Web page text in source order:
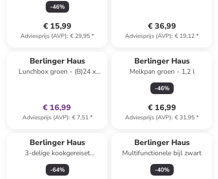
-46%
€ 15,99
Adviesprijs (AVP): € 29,95*
€ 36,99
Adviesprijs (AVP): € 19,12*
Berlinger Haus
Lunchbox groen - (B)24 x
€ 16,99
Adviesprijs (AVP): € 7,51*
Berlinger Haus
Melkpan groen - 1,2 l
-46%
€ 16,99
Adviesprijs (AVP): € 31,95*
Berlinger Haus
3-delige kookgereiset
"Metallic Line" bordeaux
-64%
Berlinger Haus
Multifunctionele bijl zwart
-40%